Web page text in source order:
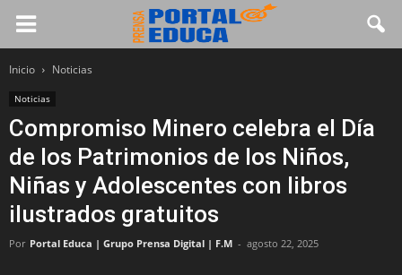
Inicio Noticias
Noticias
Compromiso Minero celebra el Día
de los Patrimonios de los Niños,
Niñas y Adolescentes con libros
ilustrados gratuitos
Por Portal Educa | Grupo Prensa Digital | F.M - agosto 22, 2025